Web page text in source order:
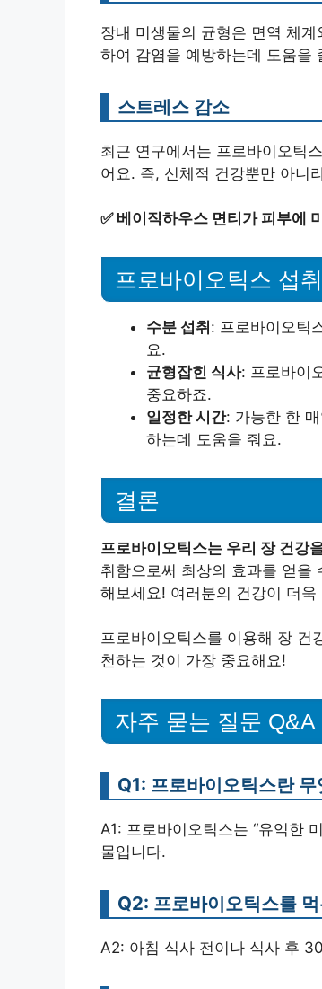
장내 미생물의 균형은 면역 체
하여 감염을 예방하는데 도움을
스트레스 감소
최근 연구에서는 프로바이오틱
어요. 즉, 신체적 건강뿐만 아니
✅ 베이직하우스 면티가 피부에
프로바이오틱스 섭
수분 섭취 : 프로바이오틱
요.
균형잡힌 식사: 프로바이
중요하죠.
일정한 시간: 가능한 한
하는데 도움을 줘요.
결론
프로바이오틱스는 우리 장 건강
취함으로써 최상의 효과를 얻을
해보세요! 여러분의 건강이 더욱
프로바이오틱스를 이용해 장 건
천하는 것이 가장 중요해요!
자주 묻는 질문 Q&A
Q1: 프로바이오틱스란
A1: 프로바이오틱스는 “유익한
물입니다.
Q2: 프로바이오틱스를
A2: 아침 식사 전이나 식사 후